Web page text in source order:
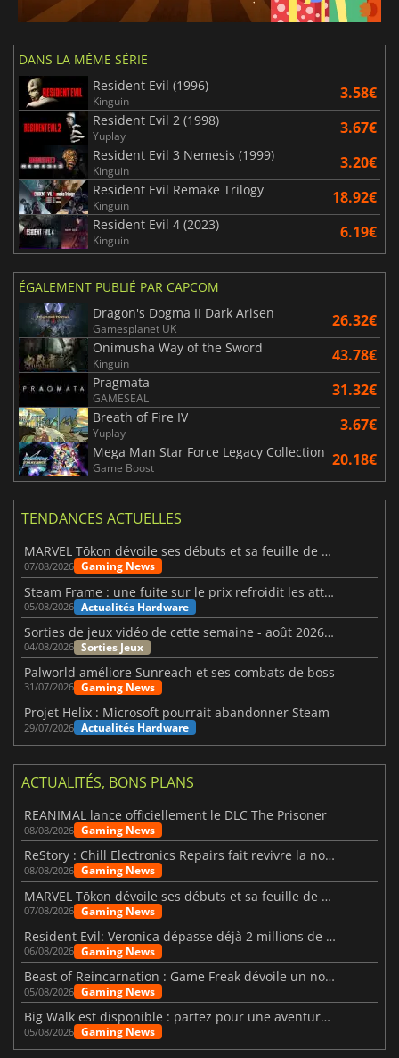
DANS LA MÊME SÉRIE
Resident Evil (1996)
Kinguin 3.58€
Resident Evil 2 (1998)
Yuplay 3.67€
Resident Evil 3 Nemesis (1999)
Kinguin 3.20€
Resident Evil Remake Trilogy
Kinguin 18.92€
Resident Evil 4 (2023)
Kinguin 6.19€
ÉGALEMENT PUBLIÉ PAR CAPCOM
Dragon's Dogma II Dark Arisen
Gamesplanet UK 26.32€
Onimusha Way of the Sword
Kinguin 43.78€
Pragmata
GAMESEAL 31.32€
Breath of Fire IV
Yuplay 3.67€
Mega Man Star Force Legacy Collection
Game Boost 20.18€
TENDANCES ACTUELLES
MARVEL Tōkon dévoile ses débuts et sa feuille de route
07/08/2026 Gaming News
Steam Frame : une fuite sur le prix refroidit les attentes VR
05/08/2026 Actualités Hardware
Sorties de jeux vidéo de cette semaine - août 2026 (semaine 32)
04/08/2026 Sorties Jeux
Palworld améliore Sunreach et ses combats de boss
31/07/2026 Gaming News
Projet Helix : Microsoft pourrait abandonner Steam
29/07/2026 Actualités Hardware
ACTUALITÉS, BONS PLANS
REANIMAL lance officiellement le DLC The Prisoner
08/08/2026 Gaming News
ReStory : Chill Electronics Repairs fait revivre la nostalgie des années 2000
08/08/2026 Gaming News
MARVEL Tōkon dévoile ses débuts et sa feuille de route
07/08/2026 Gaming News
Resident Evil: Veronica dépasse déjà 2 millions de wishlists
06/08/2026 Gaming News
Beast of Reincarnation : Game Freak dévoile un nouveau pari
05/08/2026 Gaming News
Big Walk est disponible : partez pour une aventure entre amis
05/08/2026 Gaming News